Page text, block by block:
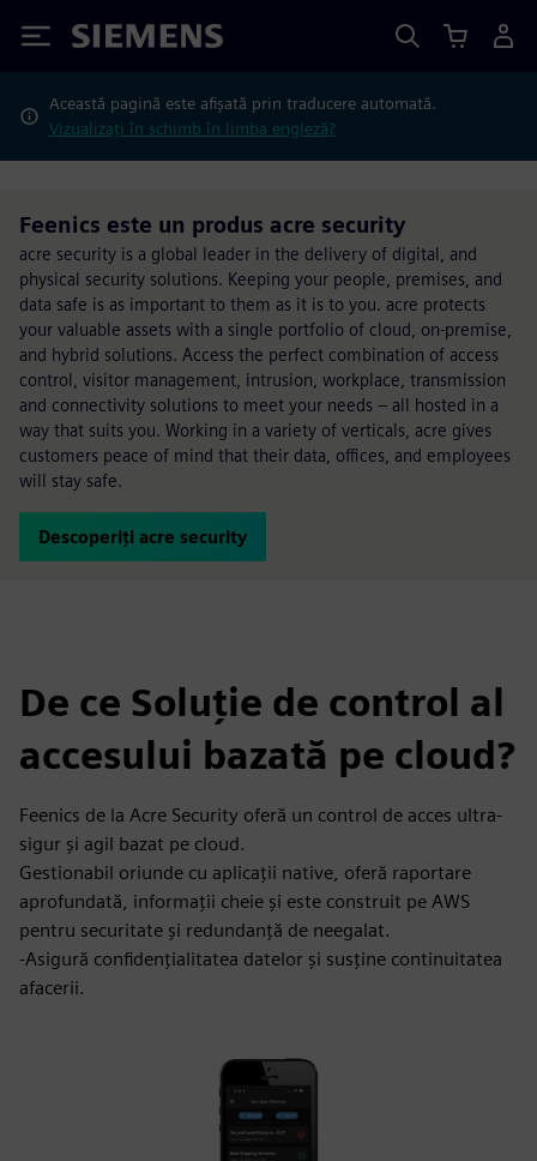
Siemens
Această pagină este afișată prin traducere automată.
Vizualizați în schimb în limba engleză?
Feenics este un produs acre security
acre security is a global leader in the delivery of digital, and
physical security solutions. Keeping your people, premises, and
data safe is as important to them as it is to you. acre protects
your valuable assets with a single portfolio of cloud, on-premise,
and hybrid solutions. Access the perfect combination of access
control, visitor management, intrusion, workplace, transmission
and connectivity solutions to meet your needs – all hosted in a
way that suits you. Working in a variety of verticals, acre gives
customers peace of mind that their data, offices, and employees
will stay safe.
Descoperiți acre security
De ce Soluție de control al
accesului bazată pe cloud?
Feenics de la Acre Security oferă un control de acces ultra-
sigur și agil bazat pe cloud.
Gestionabil oriunde cu aplicații native, oferă raportare
aprofundată, informații cheie și este construit pe AWS
pentru securitate și redundanță de neegalat.
-Asigură confidențialitatea datelor și susține continuitatea
afacerii.